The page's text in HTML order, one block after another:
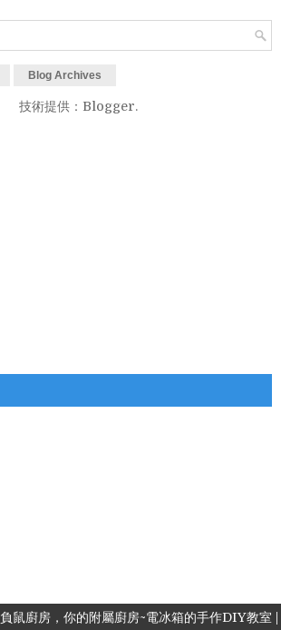
Blog Archives
技術提供： Blogger.
負鼠廚房，你的附屬廚房~電冰箱的手作DIY教室